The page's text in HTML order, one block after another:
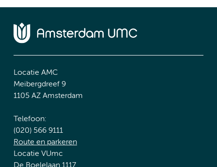
Locatie AMC
Meibergdreef 9
1105 AZ Amsterdam
Telefoon:
(020) 566 9111
Route en parkeren
Locatie VUmc
De Boelelaan 1117